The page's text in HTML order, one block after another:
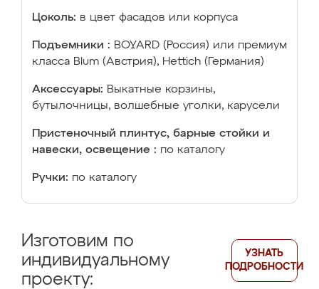
Цоколь: в цвет фасадов или корпуса
Подъемники : BOYARD (Россия) или премиум
класса Blum (Австрия), Hettich (Германия)
Аксессуары: Выкатные корзины,
бутылочницы, волшебные уголки, карусели
Пристеночный плинтус, барные стойки и
навески, освещение : по каталогу
Ручки: по каталогу
Изготовим по
индивидуальному
проекту:
УЗНАТЬ
ПОДРОБНОСТИ